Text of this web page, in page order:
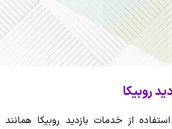
روبیکا
از خدمات بازدید روبیکا همانند